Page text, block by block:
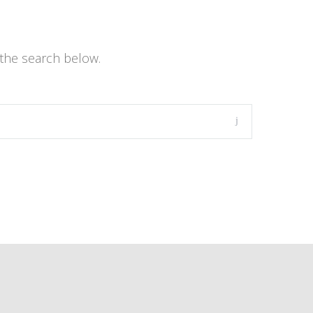
search below.